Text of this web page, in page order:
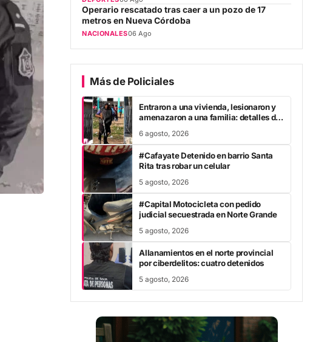
Operario rescatado tras caer a un pozo de 17
metros en Nueva Córdoba
NACIONALES06 Ago
Más de Policiales
Entraron a una vivienda, lesionaron y
amenazaron a una familia: detalles de
caso
6 agosto, 2026
#Cafayate Detenido en barrio Santa
Rita tras robar un celular
5 agosto, 2026
#Capital Motocicleta con pedido
judicial secuestrada en Norte Grande
5 agosto, 2026
Allanamientos en el norte provincial
por ciberdelitos: cuatro detenidos
5 agosto, 2026